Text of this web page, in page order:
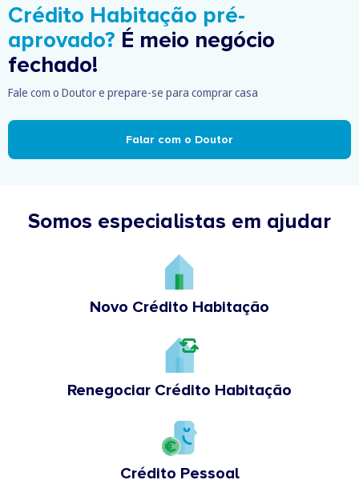
Crédito Habitação pré-
aprovado? É meio negócio
fechado!
Fale com o Doutor e prepare-se para comprar casa
Falar com o Doutor
Somos especialistas em ajudar
Novo Crédito Habitação
Renegociar Crédito Habitação
Crédito Pessoal